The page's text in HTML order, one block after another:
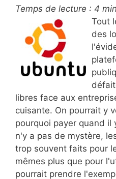
Temps de lecture : 4
Tout
des
libres face aux
cuisante. On pourrait y
pourquoi payer quand il
n'y a pas de mystère,
trop souvent faits pour
mêmes plus que pour
pourrait prendre